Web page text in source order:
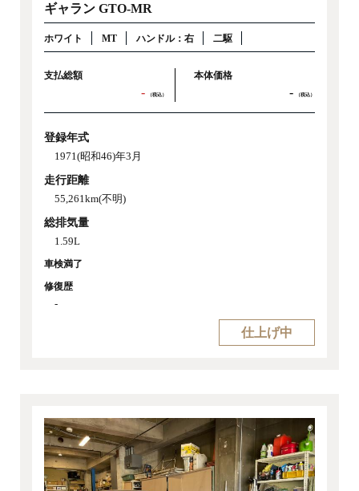
ギャラン GTO-MR
ホワイト MT ハンドル：右 二駆
支払総額
- （税込）
本体価格
- （税込）
登録年式
1971(昭和46)年3月
走行距離
55,261km(不明)
総排気量
1.59L
車検満了
修復歴
-
仕上げ中